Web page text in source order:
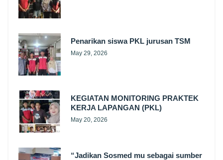
Penarikan siswa PKL jurusan TSM
May 29, 2026
KEGIATAN MONITORING PRAKTEK
KERJA LAPANGAN (PKL)
May 20, 2026
“Jadikan Sosmed mu sebagai sumber